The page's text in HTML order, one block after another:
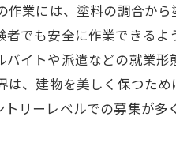
作業には、塗料の調合か
者でも安全に作業できる
バイトや派遣などの就業
は、建物を美しく保つた
トリーレベルでの募集が